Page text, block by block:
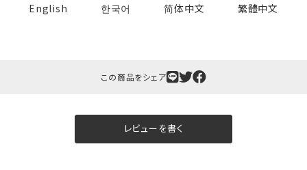
当店でギフト対応の商品をご購入いただきますと、熨
斗（のし）掛け・ギフト包装・手提げ袋を無料サービス
English 한국어 简体中文 繁體中文
この商品をシェア
レビューを書く